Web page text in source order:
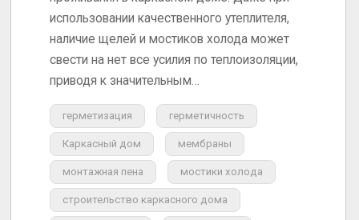
использовании качественного утеплителя,
наличие щелей и мостиков холода может
свести на нет все усилия по теплоизоляции,
приводя к значительным…
герметизация герметичность
Каркасный дом мембраны
монтажная пена мостики холода
строительство каркасного дома